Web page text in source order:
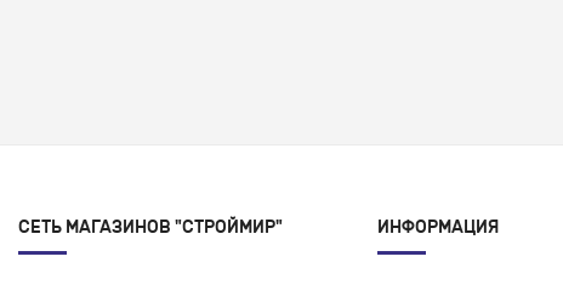
СЕТЬ МАГАЗИНОВ "СТРОЙМИР" ИНФОРМАЦИЯ